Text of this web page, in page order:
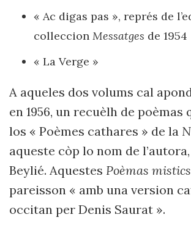
« Ac digas pas », représ de
colleccion Messatges de 1954
« La Verge »
A aqueles dos volums cal
en 1956, un recuèlh de poèmas
los « Poèmes cathares » de la
aqueste còp lo nom de
Beylié. Aquestes Poèmas mistics
pareisson « amb una version
occitan per Denis Saurat ».